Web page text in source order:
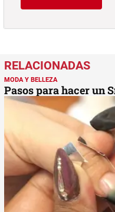
MODA Y BELLEZA
Pasos para hacer un